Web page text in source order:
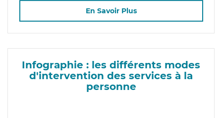
En Savoir Plus
Infographie : les différents modes
d'intervention des services à la
personne